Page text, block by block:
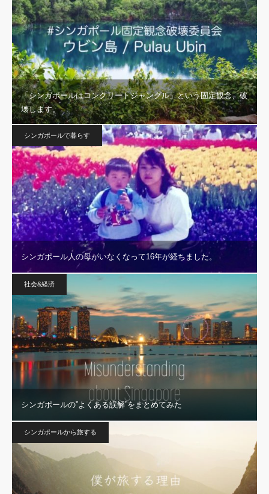
「シンガポールはコンクリートジャングル」という固定観念、破
壊します。
シンガポールで暮らす
シンガポール人の母がいなくなって16年が経ちました。
社会&経済
シンガポールの”よくある誤解”をまとめてみた
シンガポールから旅する